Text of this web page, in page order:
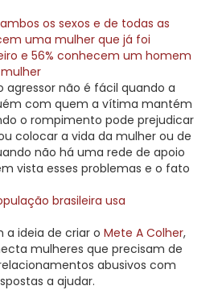
os sexos e de todas as
uma mulher que já foi
e 56% conhecem um homem
agressor não é fácil quando a
com quem a vítima mantém
o rompimento pode prejudicar
colocar a vida da mulher ou de
não há uma rede de apoio
vista esses problemas e o fato
brasileira usa
a ideia de criar o Mete A Colher,
mulheres que precisam de
abusivos com
a ajudar.